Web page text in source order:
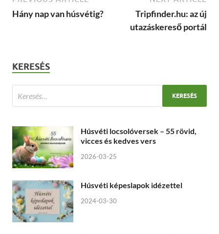
Hány nap van húsvétig?
Tripfinder.hu: az új
utazáskereső portál
KERESÉS
Húsvéti locsolóversek – 55 rövid,
vicces és kedves vers
2026-03-25
Húsvéti képeslapok idézettel
2024-03-30